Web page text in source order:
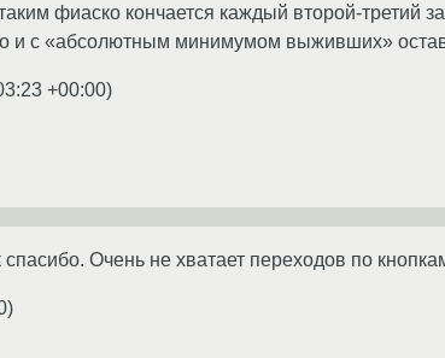
фиаско кончается каждый второй-третий
и с «абсолютным минимумом выживших»
+00:00)
Очень не хватает переходов по
)